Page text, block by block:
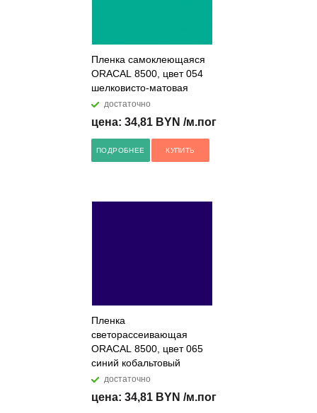
Пленка самоклеющаяся
ORACAL 8500, цвет 054
шелковисто-матовая
достаточно
цена: 34,81 BYN /м.пог
ПОДРОБНЕЕ КУПИТЬ
Пленка
светорассеивающая
ORACAL 8500, цвет 065
синий кобальтовый
достаточно
цена: 34,81 BYN /м.пог